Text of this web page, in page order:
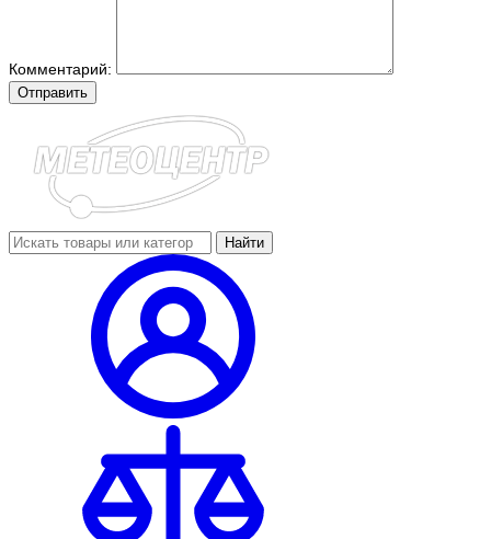
Комментарий:
Отправить
Найти